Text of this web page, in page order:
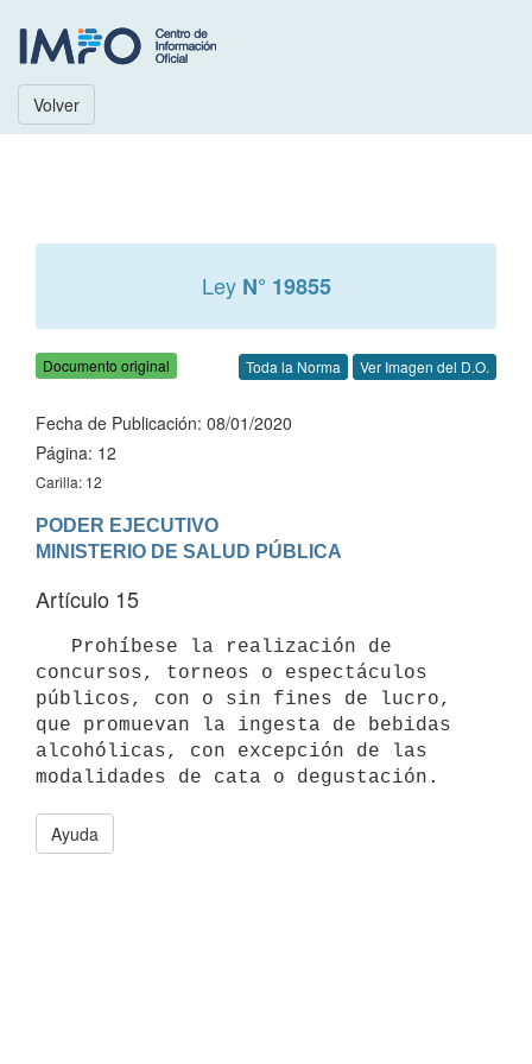
Volver
Ley N° 19855
Documento original Toda la Norma Ver Imagen del D.O.
Fecha de Publicación: 08/01/2020
Página: 12
Carilla: 12
PODER EJECUTIVO
Artículo 15
concursos, torneos o espectáculos
públicos, con o sin fines de lucro,
que promuevan la ingesta de bebidas
alcohólicas, con excepción de las
Ayuda